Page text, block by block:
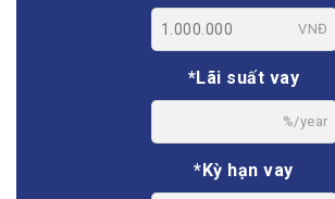
VNĐ
*Lãi suất vay
%/year
*Kỳ hạn vay